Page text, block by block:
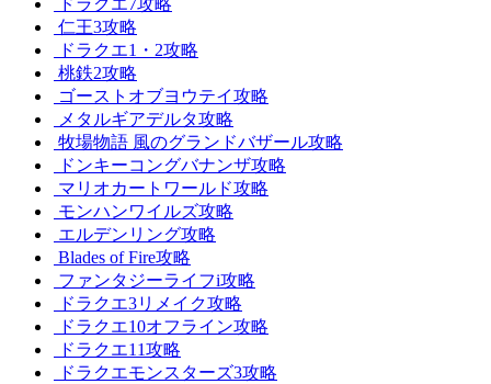
ドラクエ7攻略
仁王3攻略
ドラクエ1・2攻略
桃鉄2攻略
ゴーストオブヨウテイ攻略
メタルギアデルタ攻略
牧場物語 風のグランドバザール攻略
ドンキーコングバナンザ攻略
マリオカートワールド攻略
モンハンワイルズ攻略
エルデンリング攻略
Blades of Fire攻略
ファンタジーライフi攻略
ドラクエ3リメイク攻略
ドラクエ10オフライン攻略
ドラクエ11攻略
ドラクエモンスターズ3攻略